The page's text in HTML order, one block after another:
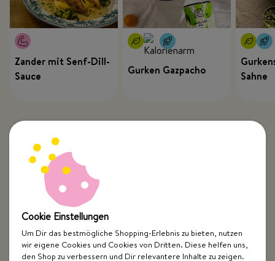
Zander mit Senf-Dill-
Sauce
Gurken Gazpacho
Sahne
Top Kategorien
Cookie Einstellungen
Um Dir das bestmögliche Shopping-Erlebnis zu bieten, nutzen
wir eigene Cookies und Cookies von Dritten. Diese helfen uns,
den Shop zu verbessern und Dir relevantere Inhalte zu zeigen.